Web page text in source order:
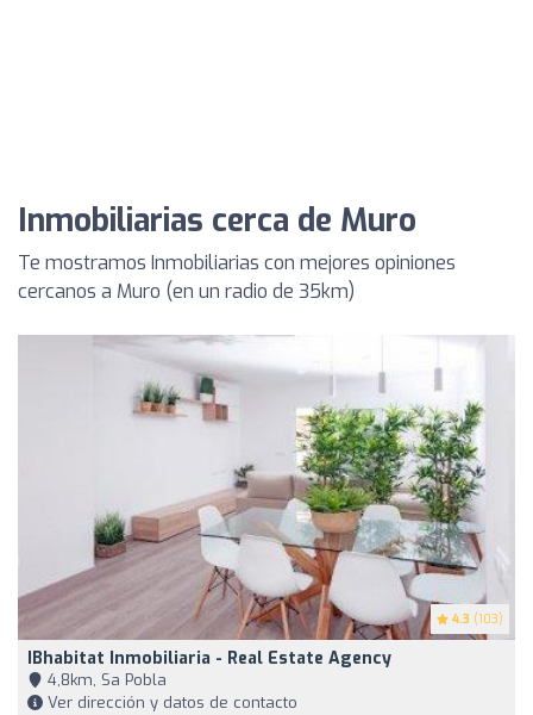
Inmobiliarias cerca de Muro
Te mostramos Inmobiliarias con mejores opiniones
cercanos a Muro (en un radio de 35km)
4.3 (103)
IBhabitat Inmobiliaria - Real Estate Agency
4,8km, Sa Pobla
Ver dirección y datos de contacto